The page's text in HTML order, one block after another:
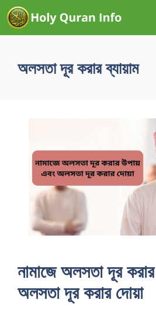
অলসতা দূর করার ব্যায়াম
নামাজে অলসতা দূর
অলসতা দূর করার দোয়া